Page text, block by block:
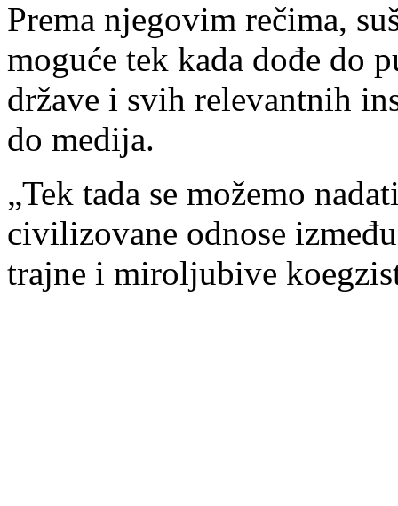
Prema njegovim rečima,
moguće tek kada dođe do
države i svih relevantnih
do medija.
„Tek tada se možemo
civilizovane odnose
trajne i miroljubive